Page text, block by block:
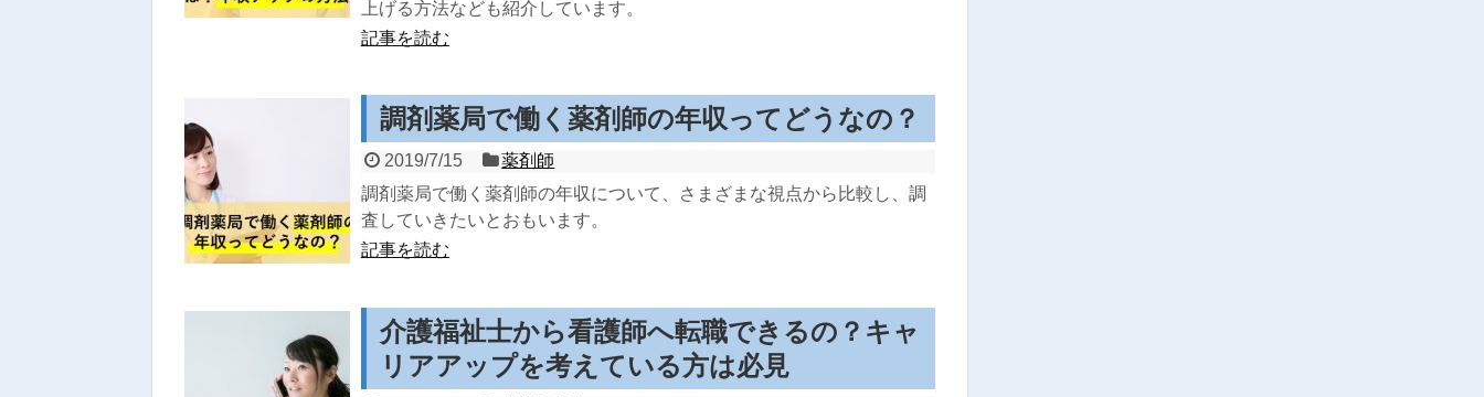
上げる方法なども紹介しています。
記事を読む
調剤薬局で働く薬剤師の年収ってどうなの？
2019/7/15
薬剤師
調剤薬局で働く薬剤師の年収について、さまざまな視点から比較し、調
査していきたいとおもいます。
記事を読む
介護福祉士から看護師へ転職できるの？キャ
リアアップを考えている方は必見